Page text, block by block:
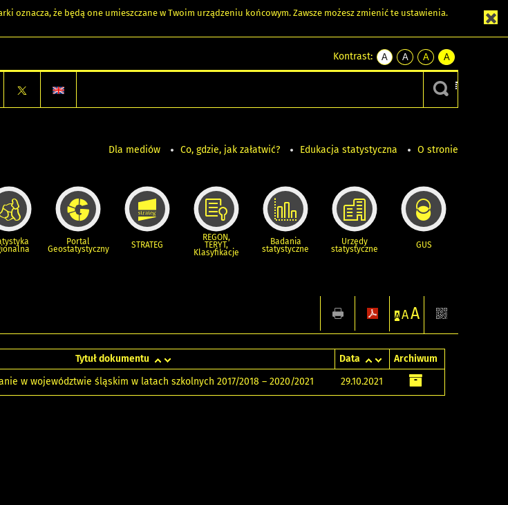
oznacza, że będą one umieszczane w Twoim urządzeniu końcowym. Zawsze możesz zmienić te ustawienia.
Kontrast:
A
kontrast
A
kontrast
czarnym
A
kontrast
żółty
tekst
czarnym
A
kontrast
czarny
tekst
żółtym
Dla mediów Co, gdzie, jak załatwić? Edukacja statystyczna O stronie
Portal
Geostatystyczny STRATEG
REGON,
TERYT,
Klasyfikacje
Badania
statystyczne
Urzędy
statystyczne GUS
A AA
Tytuł dokumentu Data
Archiwum
w województwie śląskim w latach szkolnych 2017/2018 – 2020/2021 29.10.2021